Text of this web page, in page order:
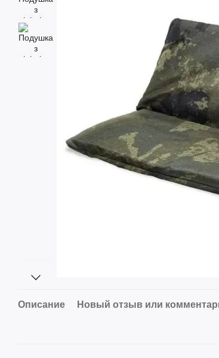
Описание Новый отзыв или